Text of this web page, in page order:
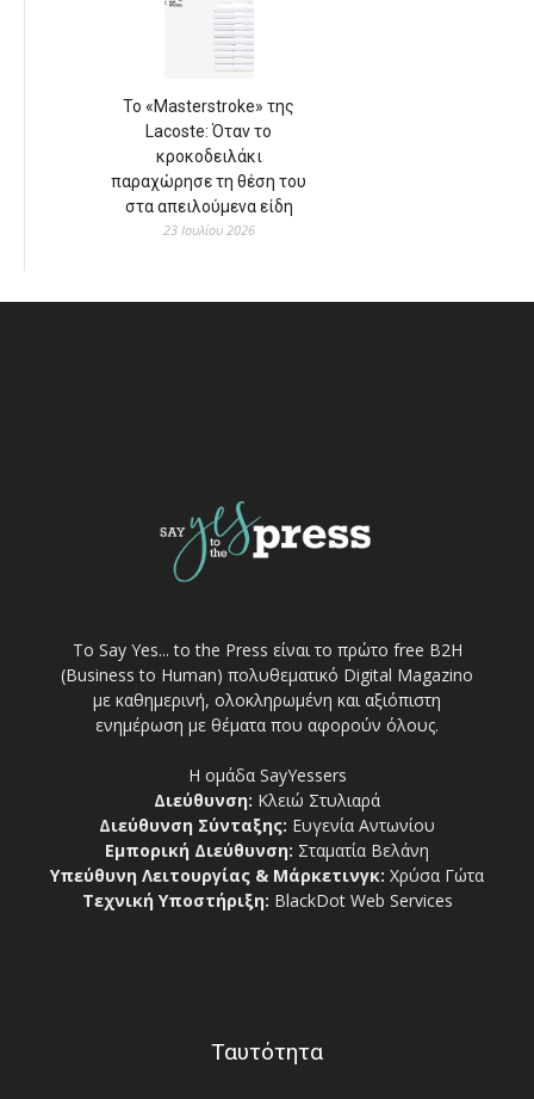
Το «Masterstroke» της
Lacoste: Όταν το
κροκοδειλάκι
παραχώρησε τη θέση του
στα απειλούμενα είδη
23 Ιουλίου 2026
Το Say Yes... to the Press είναι το πρώτο free Β2Η
(Business to Human) πολυθεματικό Digital Magazino
με καθημερινή, ολοκληρωμένη και αξιόπιστη
ενημέρωση με θέματα που αφορούν όλους.
Η ομάδα SayYessers
Διεύθυνση: Κλειώ Στυλιαρά
Διεύθυνση Σύνταξης: Ευγενία Αντωνίου
Εμπορική Διεύθυνση: Σταματία Βελάνη
Υπεύθυνη Λειτουργίας & Μάρκετινγκ: Χρύσα Γώτα
Τεχνική Υποστήριξη: BlackDot Web Services
Ταυτότητα